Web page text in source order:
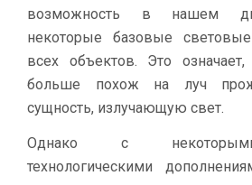
возможность в нашем
некоторые базовые
всех объектов. Это
больше похож на луч
сущность, излучающую свет.
Однако с
технологическими